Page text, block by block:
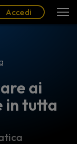
Accedi
ai
in tutta